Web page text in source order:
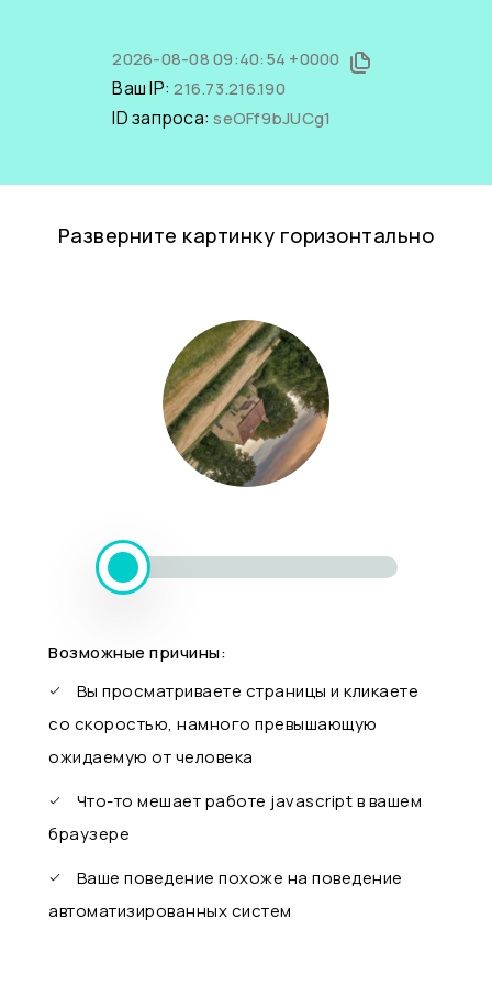
2026-08-08 09:40:54 +0000
Ваш IP:216.73.216.190
ID запроса:seOFf9bJUCg1
Разверните картинку горизонтально
Возможные причины:
Вы просматриваете страницы и кликаете
со скоростью, намного превышающую
ожидаемую от человека
Что-то мешает работе javascript в вашем
браузере
Ваше поведение похоже на поведение
автоматизированных систем